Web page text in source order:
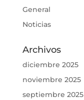
General
Noticias
Archivos
diciembre 2025
noviembre 2025
septiembre 2025